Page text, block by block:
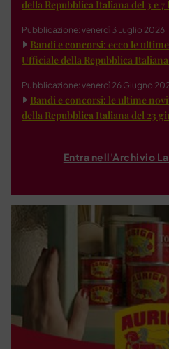
della Repubblica Italiana del 3 e
Pubblicazione: venerdì 3 Luglio 2026
Bandi e concorsi: ecco le
Ufficiale della Repubblica
Pubblicazione: venerdì 26 Giugno
Bandi e concorsi: le ultime
della Repubblica Italiana del 23
Entra nell'Archivio